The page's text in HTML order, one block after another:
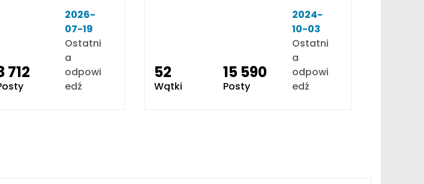
712
2026-
07-19
Ostatni
a
odpowi
edź
52
Wątki
15 590
Posty
2024-
10-03
Ostatni
a
odpowi
edź